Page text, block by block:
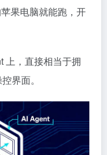
果电脑就能跑，开
上，直接相当于拥
界面。